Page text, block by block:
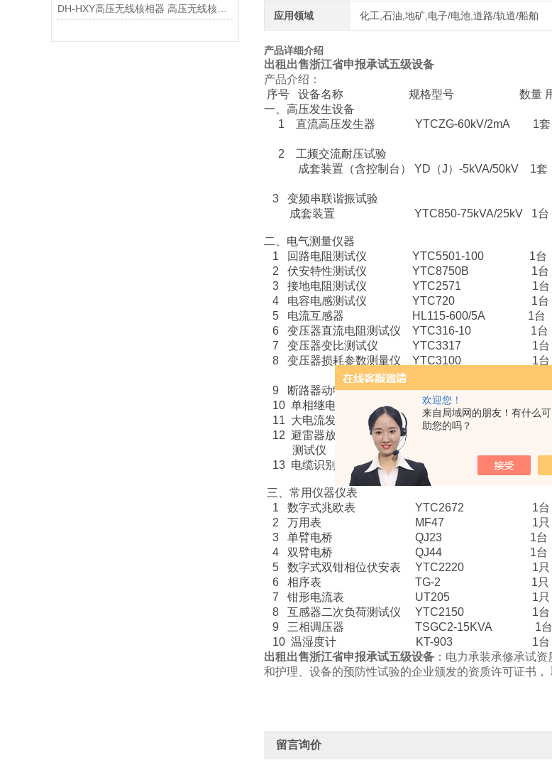
欢迎您！
来自局域网的朋友！有什么
助您的吗？
应用领域 化工,石油,地矿,电子/电池,道路/轨道/船舶
产品详细介绍
出租出售浙江省申报承试五级设备
产品介绍：
序号 设备名称 规格型号 数量 用
一、高压发生设备
1 直流高压发生器 YTCZG-60kV/2mA 1套 直
器直流参考电压和直
2 工频交流耐压试验
成套装置（含控制台） YD（J）-5kVA/50kV 1套
电气设备的耐
3 变频串联谐振试验
成套装置 YTC850-75kVA/25kV 1台 高
二、电气测量仪器
1 回路电阻测试仪 YTC5501-100 1台 导电
2 伏安特性测试仪 YTC8750B 1台 VA
3 接地电阻测试仪 YTC2571 1台 接
4 电容电感测试仪 YTC720 1台 测
5 电流互感器 HL115-600/5A 1台 电
6 变压器直流电阻测试仪 YTC316-10 1台 变
7 变压器变比测试仪 YTC3317 1台 变
8 变压器损耗参数测量仪 YTC3100 1台 短
空载电流和空载
9 断路器动特性测试仪 YTC3980 1台 高压
10 单相继电保护测试仪 YTC401 1台 继
11 大电流发生器 YTCDG-500A 1台 升
12 避雷器放电计数器
测试仪 YTC605 1台 避
13 电缆识别仪 YTC601 1台
三、常用仪器仪表
1 数字式兆欧表 YTC2672 1台 绝
2 万用表 MF47 1只 试验
3 单臂电桥 QJ23 1台 直流
4 双臂电桥 QJ44 1台 直流
5 数字式双钳相位伏安表 YTC2220 1只 电
6 相序表 TG-2 1只 指示三相正
7 钳形电流表 UT205 1只 电
8 互感器二次负荷测试仪 YTC2150 1台 二
9 三相调压器 TSGC2-15KVA 1台
10 温湿度计 KT-903 1台
出租出售浙江省申报承试五级设备 ：电力承装承修承试
和护理、设备的预防性试验的企业颁发的资质许可证书，
留言询价
DH-HXY高压无线核相器 高压无线核相仪*